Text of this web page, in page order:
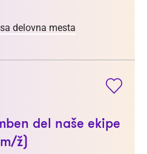
delovna mesta
del naše ekipe
ž)